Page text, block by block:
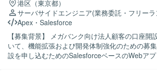
いです。 【ポジションの魅力】 ・Salesforceの複数クラウド（ServiceCloud, SalesCloud,
Classic環境など）に関わることで、幅広い機能
衝から実装まで一貫して対応することで、上流
ることができます。 ・継続的な保守・改善を
験を積んでいただけます。 【開発環境】 Salesforce（ServiceCloud, SalesCloud, Classic環
境）、Apex、Visualforce、
港区（東京都）
サーバサイドエンジニア(業務委託・フリー
Apex ・ Salesforce
【募集背景】 メガバンク向け法人顧客の口座
いて、機能拡張および開発体制強化のための募集となります。 【作業内容
設を申し込むためのSalesforceベースのWebア